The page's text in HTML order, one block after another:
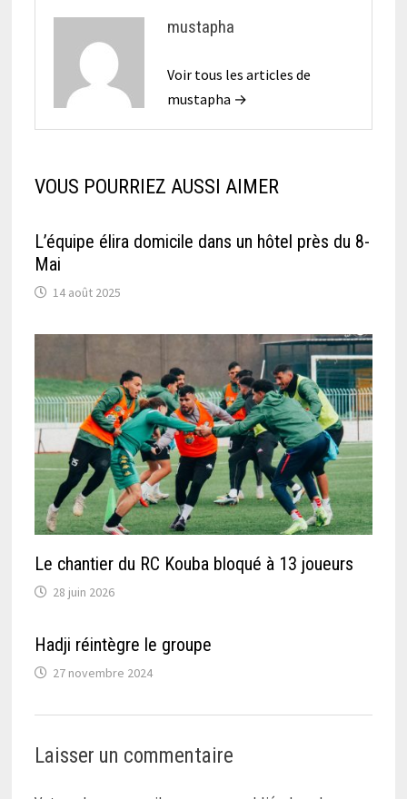
mustapha
Voir tous les articles de
mustapha →
VOUS POURRIEZ AUSSI AIMER
L’équipe élira domicile dans un hôtel près du 8-
Mai
14 août 2025
Le chantier du RC Kouba bloqué à 13 joueurs
28 juin 2026
Hadji réintègre le groupe
27 novembre 2024
Laisser un commentaire